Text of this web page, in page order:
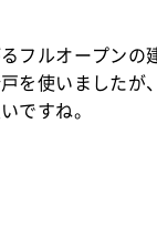
フルオープンの
を使いましたが
ですね。